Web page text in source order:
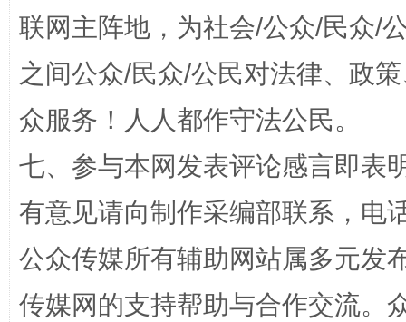
联网主阵地，为社会/公众/民众/
之间公众/民众/公民对法律、政
众服务！人人都作守法公民。
七、参与本网发表评论感言即表
有意见请向制作采编部联系，电
公众传媒所有辅助网站属多元发
传媒网的支持帮助与合作交流。